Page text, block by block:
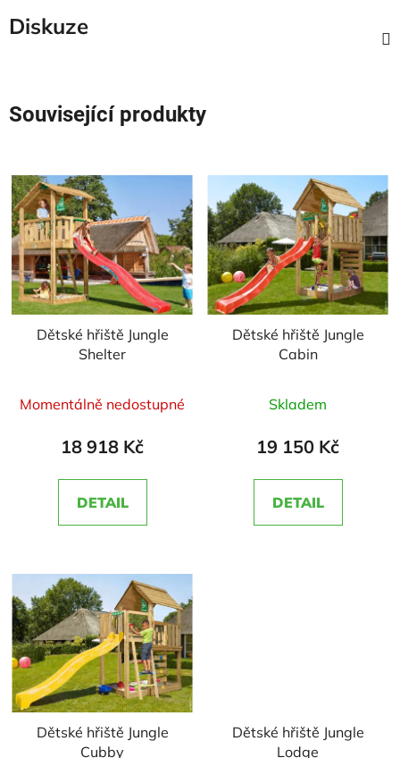
Diskuze
Související produkty
Dětské hřiště Jungle
Shelter
hodnocení
produktu
5,0
z
Momentálně nedostupné
18 918 Kč
DETAIL
Dětské hřiště Jungle
Cabin
hodnocení
produktu
5,0
z
Skladem
19 150 Kč
DETAIL
Dětské hřiště Jungle
Cubby
Dětské hřiště Jungle
Lodge